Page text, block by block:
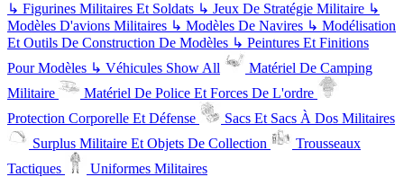
↳ Figurines Militaires Et Soldats ↳ Jeux De Stratégie Militaire ↳
Modèles D'avions Militaires ↳ Modèles De Navires ↳ Modélisation
Et Outils De Construction De Modèles ↳ Peintures Et Finitions
Pour Modèles ↳ Véhicules Show All
Matériel De Camping
Militaire
Matériel De Police Et Forces De L'ordre
Protection Corporelle Et Défense
Sacs Et Sacs À Dos Militaires
Surplus Militaire Et Objets De Collection
Trousseaux
Tactiques
Uniformes Militaires